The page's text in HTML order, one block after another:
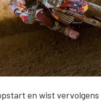
en wist vervolgens